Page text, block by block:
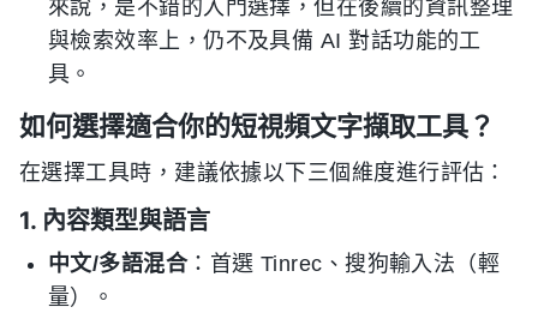
來說，是不錯的入門選擇，但在後續的資訊整理
與檢索效率上，仍不及具備 AI 對話功能的工
具。
如何選擇適合你的短視頻文字擷取工具？
在選擇工具時，建議依據以下三個維度進行評估：
1. 內容類型與語言
中文/多語混合：首選 Tinrec、搜狗輸入法（輕
量）。